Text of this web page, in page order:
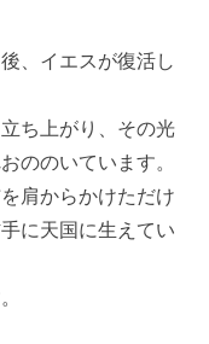
、イエスが復活し
ち上がり、その光
ののいています。
肩からかけただけ
に天国に生えてい